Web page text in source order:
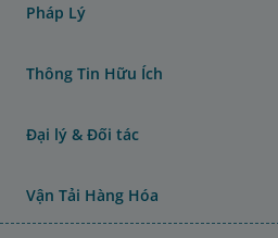
Pháp Lý
Thông Tin Hữu Ích
Đại lý & Đối tác
Vận Tải Hàng Hóa